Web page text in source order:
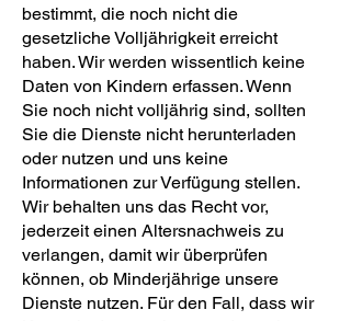
bestimmt, die noch nicht die
gesetzliche Volljährigkeit erreicht
haben. Wir werden wissentlich keine
Daten von Kindern erfassen. Wenn
Sie noch nicht volljährig sind, sollten
Sie die Dienste nicht herunterladen
oder nutzen und uns keine
Informationen zur Verfügung stellen.
Wir behalten uns das Recht vor,
jederzeit einen Altersnachweis zu
verlangen, damit wir überprüfen
können, ob Minderjährige unsere
Dienste nutzen. Für den Fall, dass wir